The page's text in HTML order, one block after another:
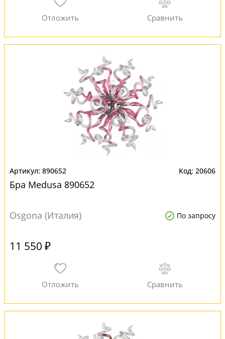
890652 20606
Бра Medusa 890652
Osgona (Италия) По запросу
11 550 ₽